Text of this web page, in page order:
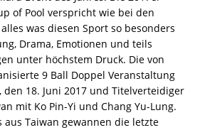
of Pool verspricht wie bei den
was diesen Sport so besonders
Drama, Emotionen und teils
unter höchstem Druck. Die von
9 Ball Doppel Veranstaltung
den 18. Juni 2017 und Titelverteidiger
mit Ko Pin-Yi und Chang Yu-Lung.
aus Taiwan gewannen die letzte